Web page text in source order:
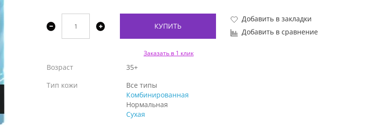
КУПИТЬ
Добавить в закладки
Добавить в сравнение
Заказать в 1 клик
Возраст
35+
Тип кожи
Все типы
Комбинированная
Нормальная
Сухая